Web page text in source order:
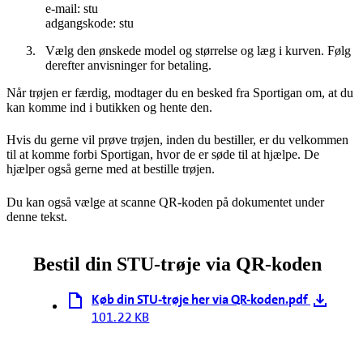
e-mail: stu
adgangskode: stu
Vælg den ønskede model og størrelse og læg i kurven. Følg
derefter anvisninger for betaling.
Når trøjen er færdig, modtager du en besked fra Sportigan om, at du
kan komme ind i butikken og hente den.
Hvis du gerne vil prøve trøjen, inden du bestiller, er du velkommen
til at komme forbi Sportigan, hvor de er søde til at hjælpe. De
hjælper også gerne med at bestille trøjen.
Du kan også vælge at scanne QR-koden på dokumentet under
denne tekst.
Bestil din STU-trøje via QR-koden
Køb din STU-trøje her via QR-koden.pdf
101.22 KB